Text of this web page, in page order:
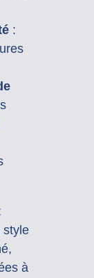
:
style
à